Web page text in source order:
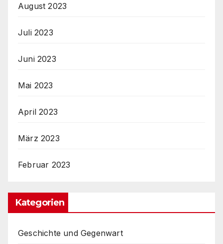
August 2023
Juli 2023
Juni 2023
Mai 2023
April 2023
März 2023
Februar 2023
Kategorien
Geschichte und Gegenwart